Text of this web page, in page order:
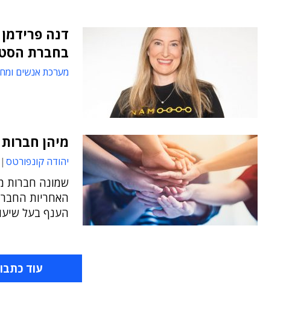
דנה
בחברת
מערכת אנשים
מיהן
יהודה קונפורטס
שמונה חברות
האחריות
הענף בעל
עוד